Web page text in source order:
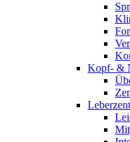
Kopf- &